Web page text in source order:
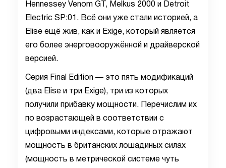
Hennessey Venom GT, Melkus 2000 и Detroit
Electric SP:01. Всё они уже стали историей, а
Elise ещё жив, как и Exige, который является
его более энерговооружённой и драйверской
версией.
Серия Final Edition — это пять модификаций
(два Elise и три Exige), три из которых
получили прибавку мощности. Перечислим их
по возрастающей в соответствии с
цифровыми индексами, которые отражают
мощность в британских лошадиных силах
(мощность в метрической системе чуть